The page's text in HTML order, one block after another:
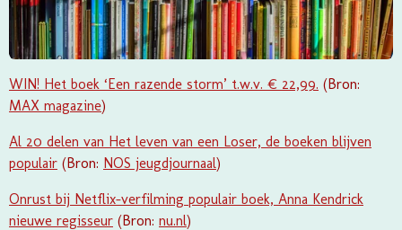
WIN! Het boek ‘Een razende storm’ t.w.v. € 22,99. (Bron:
MAX magazine)
Al 20 delen van Het leven van een Loser, de boeken blijven
populair (Bron: NOS jeugdjournaal)
Onrust bij Netflix-verfilming populair boek, Anna Kendrick
nieuwe regisseur (Bron: nu.nl)